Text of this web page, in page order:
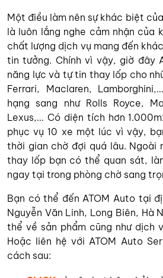
Một điều làm nên sự khác biệt
là luôn lắng nghe cảm nhận của
chất lượng dịch vụ mang đến
tin tưởng. Chính vì vậy, giờ đây
năng lực và tự tin thay lốp cho
Ferrari, Maclaren,
hạng sang như Rolls Royce,
Lexus,… Có diện tích hơn
phục vụ 10 xe một lúc vì vậy,
thời gian chờ đợi quá lâu. Ngoài
thay lốp bạn có thể quan sát,
ngay tại trong phòng chờ sang
Bạn có thể đến ATOM Auto tại
Nguyễn Văn Linh, Long Biên, Hà
thể về sản phẩm cũng như dịch
Hoặc liên hệ với ATOM Auto
cách sau: